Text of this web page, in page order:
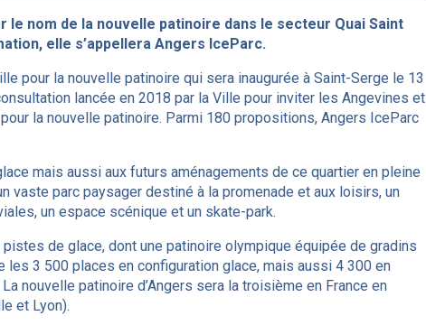
le nom de la nouvelle patinoire dans le secteur Quai Saint
elle s’appellera Angers IceParc.
pour la nouvelle patinoire qui sera inaugurée à Saint-Serge le 13
lancée en 2018 par la Ville pour inviter les Angevines et
la nouvelle patinoire. Parmi 180 propositions, Angers IceParc
mais aussi aux futurs aménagements de ce quartier en pleine
vaste parc paysager destiné à la promenade et aux loisirs, un
un espace scénique et un skate-park.
de glace, dont une patinoire olympique équipée de gradins
les 3 500 places en configuration glace, mais aussi 4 300 en
nouvelle patinoire d’Angers sera la troisième en France en
et Lyon).